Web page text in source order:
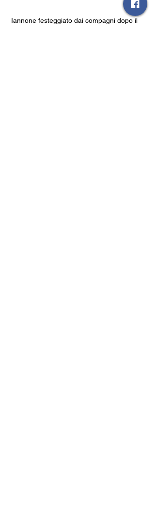
Iannone festeggiato dai compagni dopo il